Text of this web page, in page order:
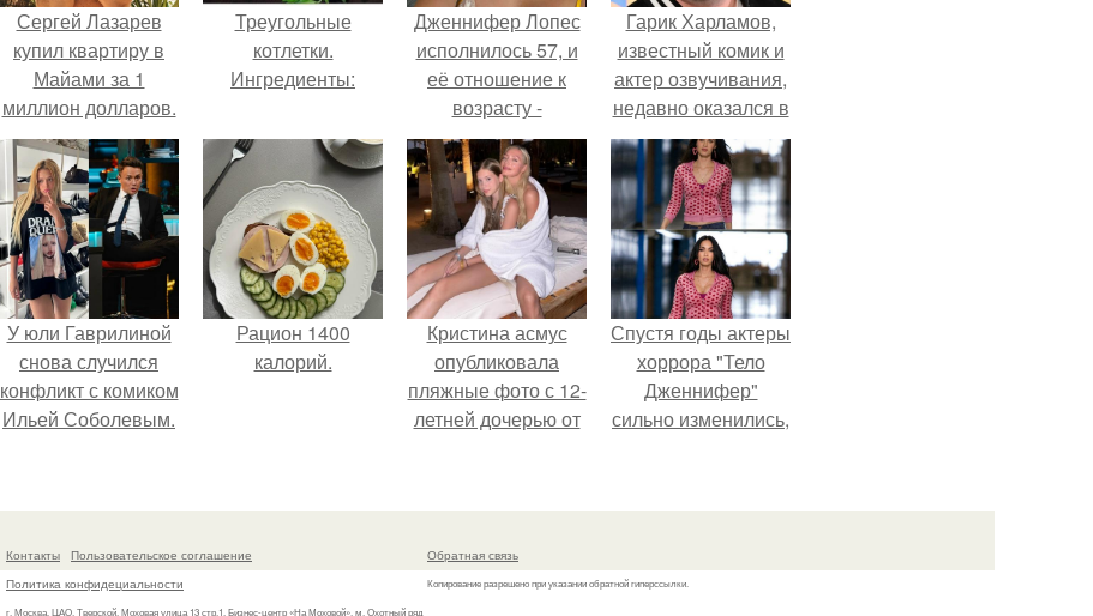
Сергей Лазарев
купил квартиру в
Майами за 1
миллион долларов.
Треугольные
котлетки.
Ингредиенты:
Дженнифер Лопес
исполнилось 57, и
её отношение к
возрасту -
настоящий
манифест
уверенности: "не
говорите, что я
отлично выгляжу
для 57.
Гарик Харламов,
известный комик и
актер озвучивания,
недавно оказался в
центре внимания
из-за своей работы
над озвучкой
мультфильма про
колобка.
У юли Гаврилиной
снова случился
конфликт с комиком
Ильей Соболевым.
Рацион 1400
калорий.
Кристина асмус
опубликовала
пляжные фото с 12-
летней дочерью от
Спустя годы актеры
хоррора "Тело
Дженнифер"
сильно изменились,
кумиров до
Контакты
Пользовательское соглашение
Политика конфидециальности
г. Москва, ЦАО, Тверской, Моховая улица 13 стр.1, Бизнес-центр «На Моховой», м. Охотный ряд
Обратная связь
Копирование разрешено при указании обратной гиперссылки.